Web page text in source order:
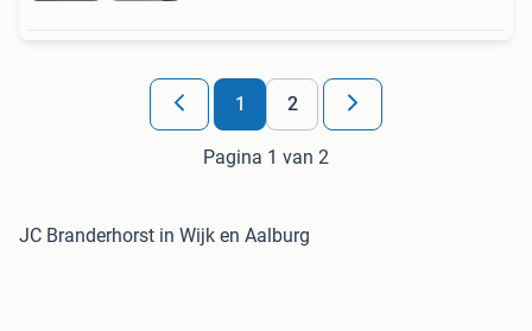
1 2
Pagina 1 van 2
JC Branderhorst in Wijk en Aalburg